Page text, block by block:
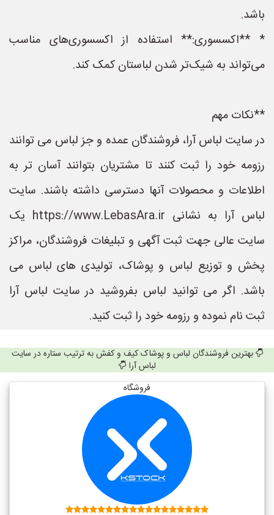
باشد.
* **اکسسوری:** استفاده از اکسسوری‌های مناسب
می‌تواند به شیک‌تر شدن لباستان کمک کند.
**نکات مهم
در سایت لباس آرا، فروشندگان عمده و جز لباس می توانند
رزومه خود را ثبت کنند تا مشتریان بتوانند آسان تر به
اطلاعات و محصولات آنها دسترسی داشته باشند. سایت
لباس آرا به نشانی https://www.LebasAra.ir یک
سایت عالی جهت ثبت آگهی و تبلیغات فروشندگان، مراکز
پخش و توزیع لباس و پوشاک، تولیدی های لباس می
باشد. اگر می توانید لباس بفروشید در سایت لباس آرا
ثبت نام نموده و رزومه خود را ثبت کنید.
بهترین فروشندگان لباس و پوشاک کیف و کفش به ترتیب ستاره در سایت
لباس آرا
فروشگاه